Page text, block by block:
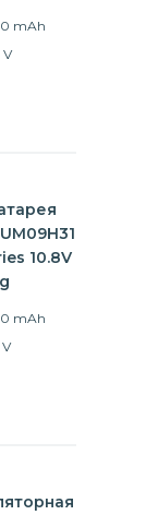
mAh
V
10.8V
mAh